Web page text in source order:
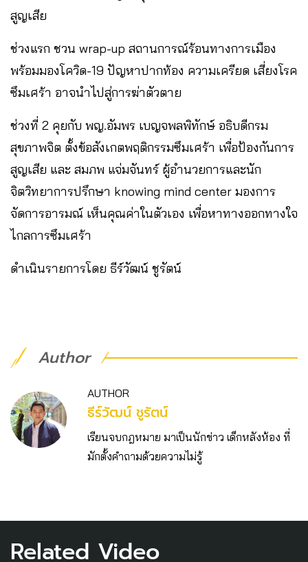
สูญเสีย
ช่วงแรก ชวน wrap-up สถานการณ์ร้อนทางการเมือง
พร้อมมองโควิด-19 ปัญหาปากท้อง ความเครียด เสี่ยงโรค
ซึมเศร้า อาจนำไปสู่การฆ่าตัวตาย
ช่วงที่ 2 คุยกับ พญ.อัมพร เบญจพลพิทักษ์ อธิบดีกรม
สุขภาพจิต ตั้งข้อสังเกตพฤติกรรมซึมเศร้า เพื่อป้องกันการ
สูญเสีย และ สมภพ แจ่มจันทร์ ผู้อำนวยการและนัก
จิตวิทยาการปรึกษา knowing mind center มองการ
จัดการอารมณ์ เห็นคุณค่าในตัวเอง เพื่อหาทางออกทางใจ
ไกลการซึมเศร้า
ดำเนินรายการโดย ธีร์วัฒน์ ชูรัตน์
Author
AUTHOR
ธีร์วัฒน์ ชูรัตน์
เรียนจบกฎหมาย มาเป็นนักข่าว เด็กหลังห้อง ที่
มักตั้งคำถามด้วยความไม่รู้
Related Video